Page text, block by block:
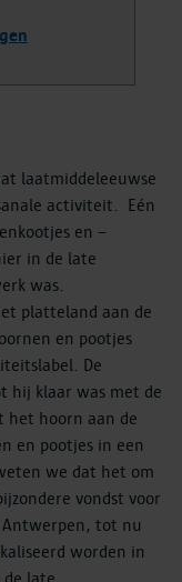
laatmiddeleeuwse
activiteit. Eén
en –
in de late
was.
platteland aan de
en pootjes
De
hij klaar was met de
het hoorn aan de
en pootjes in een
we dat het om
vondst voor
Antwerpen, tot nu
worden in